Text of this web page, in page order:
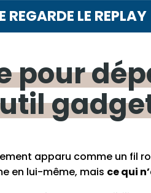
REGARDE LE REPLAY
pour
apparu comme un fil
en lui-même, mais ce qui